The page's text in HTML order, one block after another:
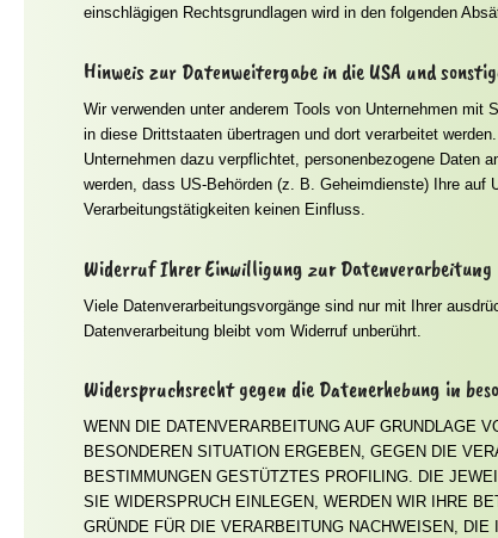
einschlägigen Rechtsgrundlagen wird in den folgenden
Hinweis zur Datenweitergabe in die USA und
Wir verwenden unter anderem Tools von Unternehmen
in diese Drittstaaten übertragen und dort verarbeitet
Unternehmen dazu verpflichtet, personenbezogene Daten
werden, dass US-Behörden (z. B. Geheimdienste) Ihre auf
Verarbeitungstätigkeiten keinen Einfluss.
Widerruf Ihrer Einwilligung zur Datenverarbeitung
Viele Datenverarbeitungsvorgänge sind nur mit Ihrer
Datenverarbeitung bleibt vom Widerruf unberührt.
Widerspruchsrecht gegen die Datenerhebung in
WENN DIE DATENVERARBEITUNG AUF GRUNDLAGE
BESONDEREN SITUATION ERGEBEN, GEGEN DIE
BESTIMMUNGEN GESTÜTZTES PROFILING. DIE
SIE WIDERSPRUCH EINLEGEN, WERDEN WIR IHRE
GRÜNDE FÜR DIE VERARBEITUNG NACHWEISEN,